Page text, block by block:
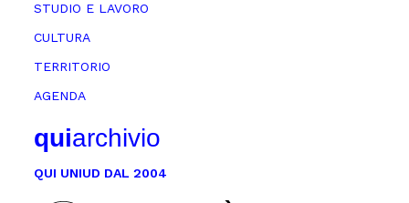
STUDIO E LAVORO
CULTURA
TERRITORIO
AGENDA
quiarchivio
QUI UNIUD DAL 2004